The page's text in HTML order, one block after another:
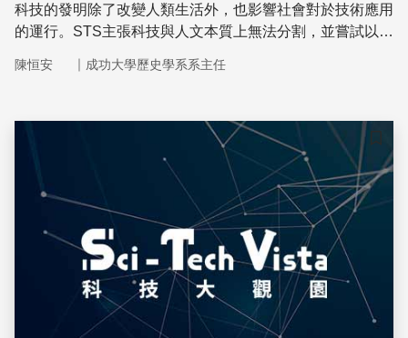
科技的發明除了改變人類生活外，也影響社會對於技術應用
的運行。STS主張科技與人文本質上無法分割，並嘗試以共
係。
陳恒安 ｜ 成功大學歷史學系系主任
儲存